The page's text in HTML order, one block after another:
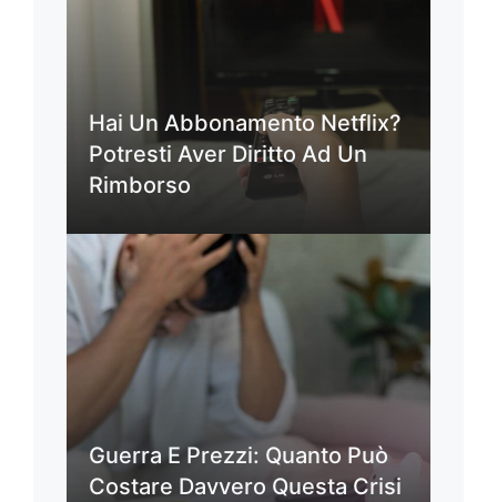
Hai Un Abbonamento Netflix?
Potresti Aver Diritto Ad Un
Rimborso
Guerra E Prezzi: Quanto Può
Costare Davvero Questa Crisi